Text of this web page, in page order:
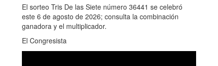
El sorteo Tris De las Siete número 36441 se celebró
este 6 de agosto de 2026; consulta la combinación
ganadora y el multiplicador.
El Congresista